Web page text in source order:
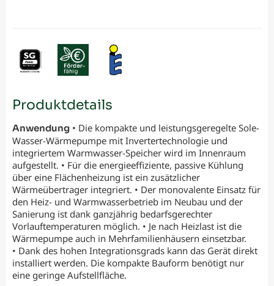
Produktdetails
Anwendung • Die kompakte und leistungsgeregelte Sole-
Wasser-Wärmepumpe mit Invertertechnologie und
integriertem Warmwasser-Speicher wird im Innenraum
aufgestellt. • Für die energieeffiziente, passive Kühlung
über eine Flächenheizung ist ein zusätzlicher
Wärmeübertrager integriert. • Der monovalente Einsatz für
den Heiz- und Warmwasserbetrieb im Neubau und der
Sanierung ist dank ganzjährig bedarfsgerechter
Vorlauftemperaturen möglich. • Je nach Heizlast ist die
Wärmepumpe auch in Mehrfamilienhäusern einsetzbar.
• Dank des hohen Integrationsgrads kann das Gerät direkt
installiert werden. Die kompakte Bauform benötigt nur
eine geringe Aufstellfläche.